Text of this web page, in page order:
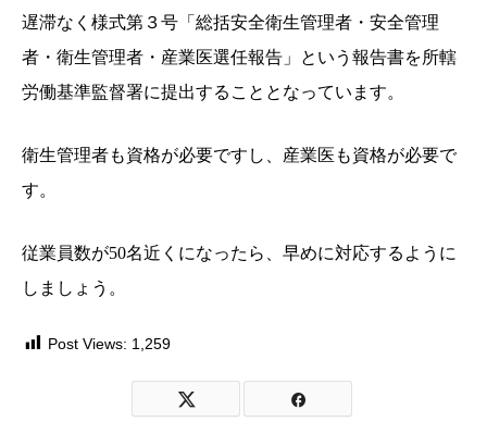
遅滞なく様式第３号「総括安全衛生管理者・安全管理
者・衛生管理者・産業医選任報告」という報告書を所轄
労働基準監督署に提出することとなっています。
衛生管理者も資格が必要ですし、産業医も資格が必要で
す。
従業員数が50名近くになったら、早めに対応するように
しましょう。
Post Views: 1,259